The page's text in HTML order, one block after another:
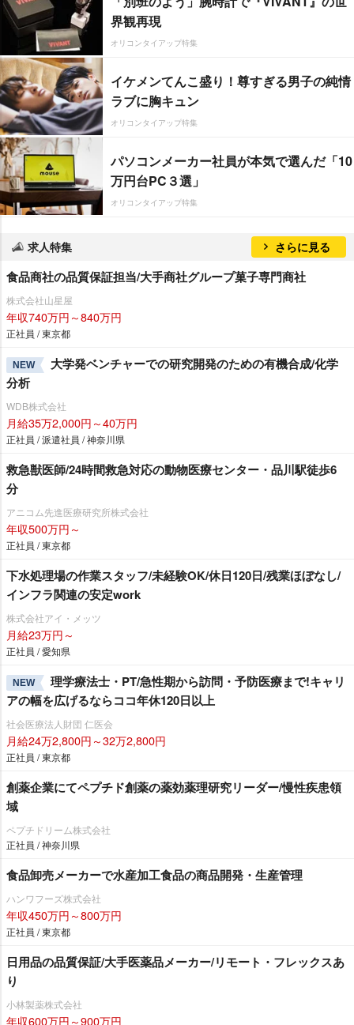
界観再現
オリコンタイアップ特集
イケメンてんこ盛り！尊すぎる男子の純情
ラブに胸キュン
オリコンタイアップ特集
パソコンメーカー社員が本気で選んだ「10
万円台PC３選」
オリコンタイアップ特集
求人特集 さらに見る
食品商社の品質保証担当/大手商社グループ菓子専門商社
株式会社山星屋
年収740万円～840万円
正社員 / 東京都
NEW
大学発ベンチャーでの研究開発のための有機合成/化学
分析
WDB株式会社
月給35万2,000円～40万円
正社員 / 派遣社員 / 神奈川県
救急獣医師/24時間救急対応の動物医療センター・品川駅徒歩6
分
アニコム先進医療研究所株式会社
年収500万円～
正社員 / 東京都
下水処理場の作業スタッフ/未経験OK/休日120日/残業ほぼなし/
インフラ関連の安定work
株式会社アイ・メッツ
月給23万円～
正社員 / 愛知県
NEW
理学療法士・PT/急性期から訪問・予防医療まで!キャリ
アの幅を広げるならココ年休120日以上
社会医療法人財団 仁医会
月給24万2,800円～32万2,800円
正社員 / 東京都
創薬企業にてペプチド創薬の薬効薬理研究リーダー/慢性疾患領
域
ペプチドリーム株式会社
正社員 / 神奈川県
食品卸売メーカーで水産加工食品の商品開発・生産管理
ハンワフーズ株式会社
年収450万円～800万円
正社員 / 東京都
日用品の品質保証/大手医薬品メーカー/リモート・フレックスあ
り
小林製薬株式会社
年収600万円～900万円